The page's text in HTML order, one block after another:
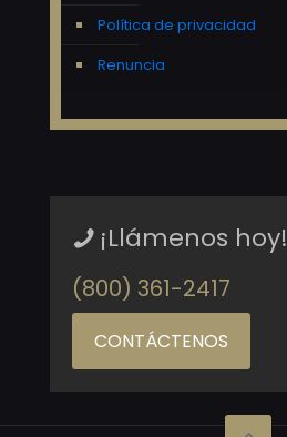
Política de privacidad
Renuncia
¡Llámenos hoy!
(800) 361-2417
CONTÁCTENOS